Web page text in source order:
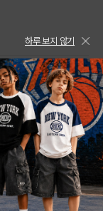
하루 보지 않기